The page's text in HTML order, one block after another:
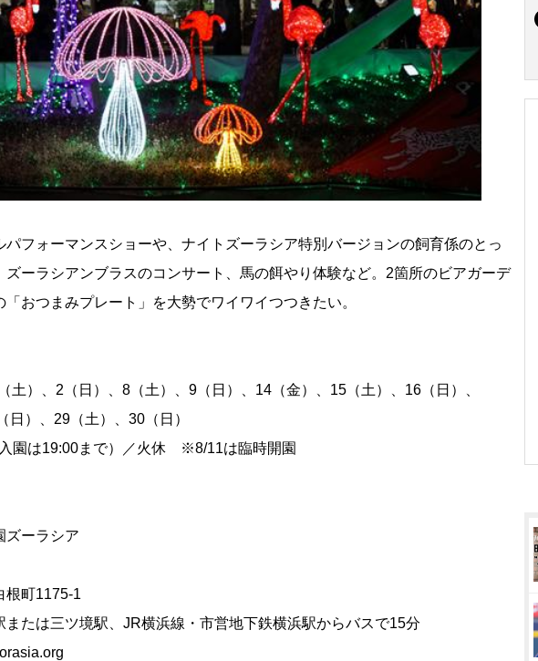
パフォーマンスショーや、ナイトズーラシア特別バージョンの飼育係のとっ
ズーラシアンブラスのコンサート、馬の餌やり体験など。2箇所のビアガーデ
「おつまみプレート」を大勢でワイワイつつきたい。
土）、2（日）、8（土）、9（日）、14（金）、15（土）、16（日）、
日）、29（土）、30（日）
園は19:00まで）／火休 ※8/11は臨時開園
ズーラシア
根町1175-1
または三ツ境駅、JR横浜線・市営地下鉄横浜駅からバスで15分